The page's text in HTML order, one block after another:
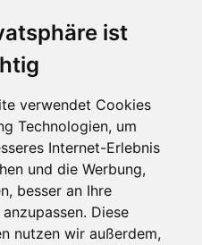
ist
verwendet Cookies
Technologien, um
Internet-Erlebnis
und die Werbung,
besser an Ihre
Diese
nutzen wir außerdem,